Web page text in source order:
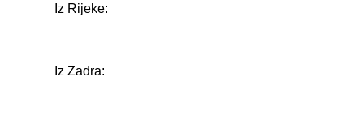
Iz Rijeke:
Iz Zadra: